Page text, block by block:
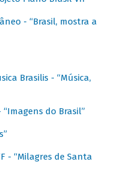
- “Brasil, mostra a
Brasilis - “Música,
do Brasil”
- “Milagres de Santa